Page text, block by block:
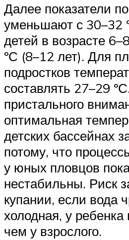
Далее показатели
уменьшают с 30–32
детей в возрасте
ºС (8–12 лет). Для
подростков
составлять 27–29
пристального
оптимальная
детских бассейнах
потому, что
у юных пловцов
нестабильны. Риск
купании, если вода
холодная, у
чем у взрослого.